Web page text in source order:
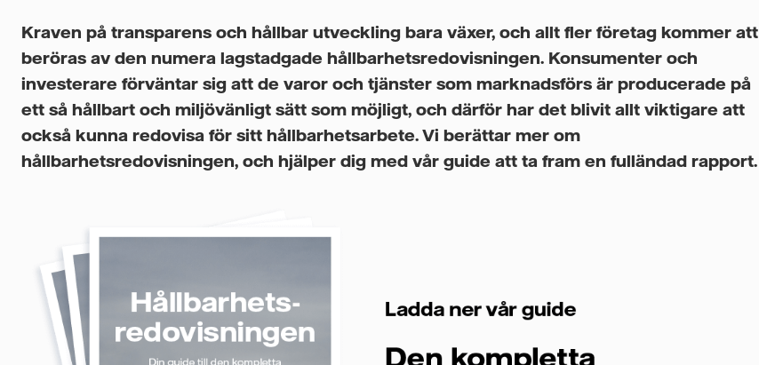
Kraven på transparens och hållbar utveckling bara växer, och allt fler företag kommer att
beröras av den numera lagstadgade hållbarhetsredovisningen. Konsumenter och
investerare förväntar sig att de varor och tjänster som marknadsförs är producerade på
ett så hållbart och miljövänligt sätt som möjligt, och därför har det blivit allt viktigare att
också kunna redovisa för sitt hållbarhetsarbete. Vi berättar mer om
hållbarhetsredovisningen, och hjälper dig med vår guide att ta fram en fulländad rapport.